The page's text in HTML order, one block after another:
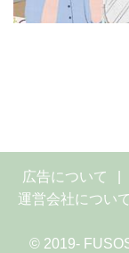
広告について
運営会社について
© 2019-